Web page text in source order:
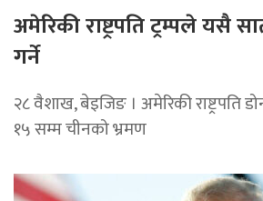
अमेरिकी राष्ट्रपति ट्रम्पले यसै
गर्ने
२८ वैशाख, बेइजिङ । अमेरिकी राष्ट्रपति
१५ सम्म चीनको भ्रमण